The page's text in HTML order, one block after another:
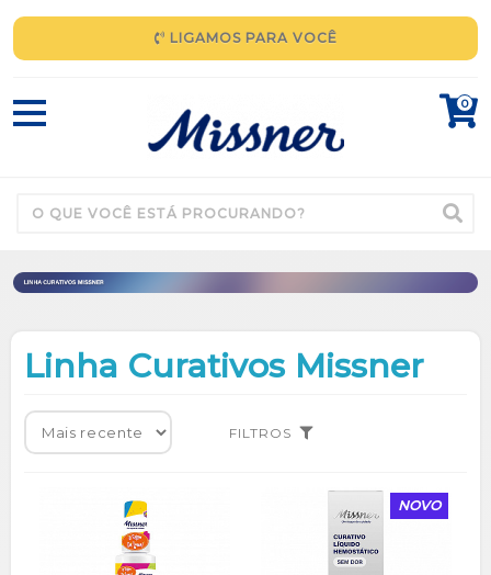
LIGAMOS PARA VOCÊ
0
Linha Curativos Missner
FILTROS
NOVO